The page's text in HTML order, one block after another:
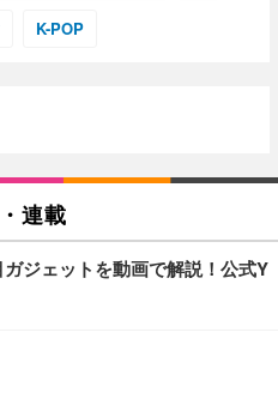
K-POP
連載
ガジェットを動画で解説！公式Y